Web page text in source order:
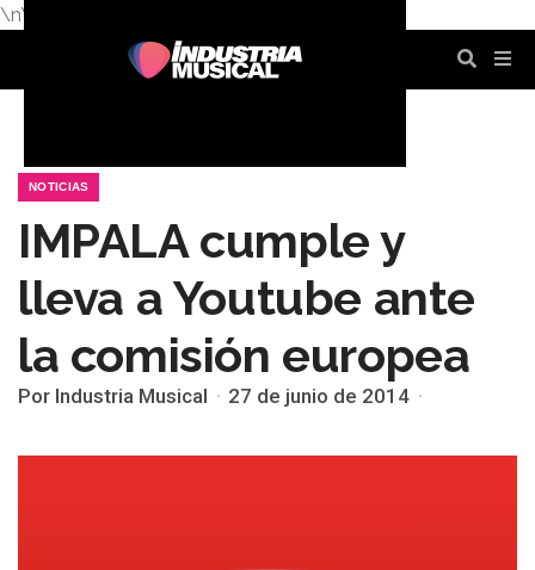
\n\n
NOTICIAS
IMPALA cumple y
lleva a Youtube ante
la comisión europea
Por Industria Musical 27 de junio de 2014